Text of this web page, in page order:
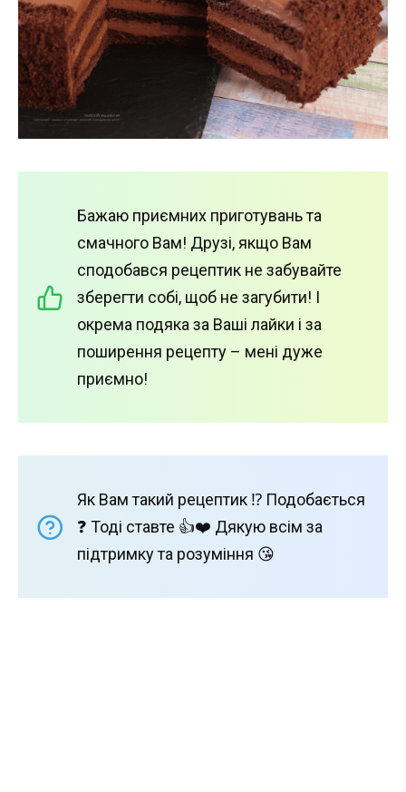
Бажаю приємних приготувань та
смачного Вам! Друзі, якщо Вам
сподобався рецептик не забувайте
зберегти собі, щоб не загубити! І
окрема подяка за Ваші лайки і за
поширення рецепту – мені дуже
приємно!
Як Вам такий рецептик ⁉️ Подобається
❓ Тоді ставте 👍❤️ Дякую всім за
підтримку та розуміння 😘